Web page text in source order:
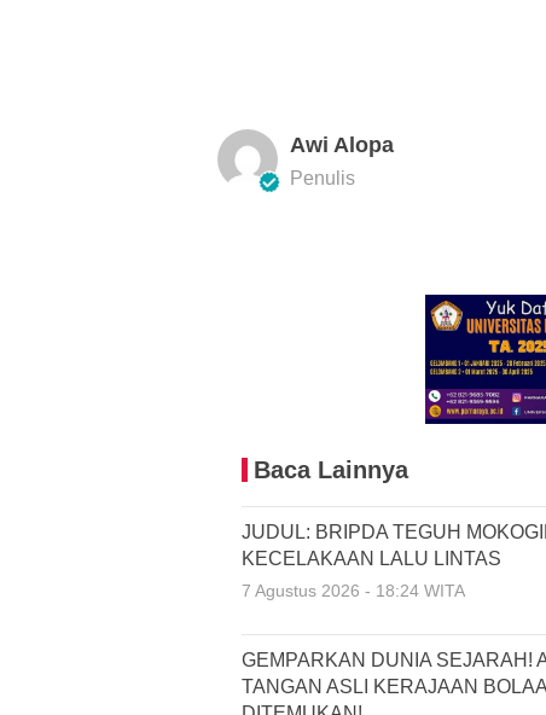
Awi Alopa
Penulis
Baca Lainnya
JUDUL: BRIPDA TEGUH
KECELAKAAN LALU LINTAS
7 Agustus 2026 - 18:24 WITA
GEMPARKAN DUNIA SEJARAH!
TANGAN ASLI KERAJAAN